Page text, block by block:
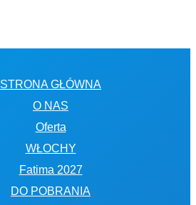
STRONA GŁÓWNA
O NAS
Oferta
WŁOCHY
Fatima 2027
DO POBRANIA